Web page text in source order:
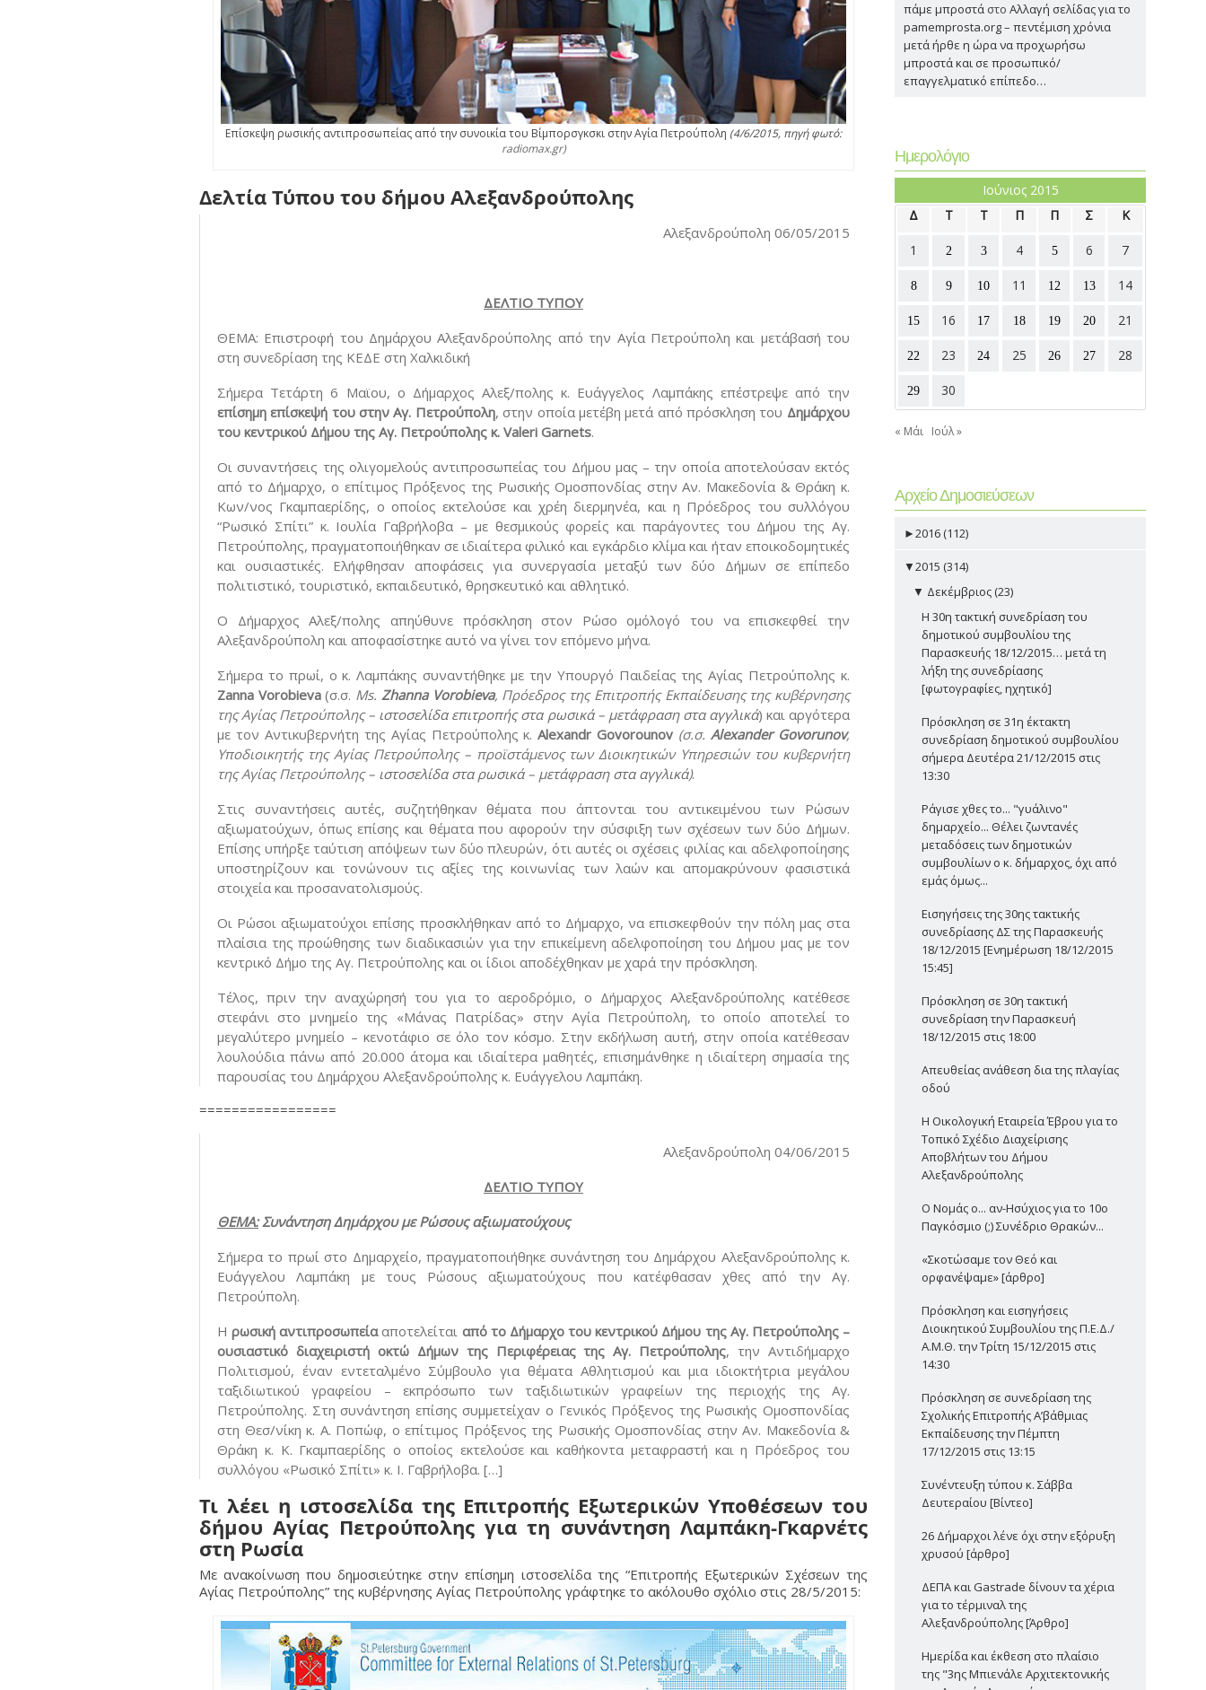
Επίσκεψη ρωσικής αντιπροσωπείας από την συνοικία του Βίμπορσγκσκι στην Αγία Πετρούπολη (4/6/2015, πηγή φωτό:
radiomax.gr)
Δελτία Τύπου του δήμου Αλεξανδρούπολης
Αλεξανδρούπολη 06/05/2015
ΔΕΛΤΙΟ ΤΥΠΟΥ
ΘΕΜΑ: Επιστροφή του Δημάρχου Αλεξανδρούπολης από την Αγία Πετρούπολη και μετάβασή του
στη συνεδρίαση της ΚΕΔΕ στη Χαλκιδική
Σήμερα Τετάρτη 6 Μαϊου, ο Δήμαρχος Αλεξ/πολης κ. Ευάγγελος Λαμπάκης επέστρεψε από την
επίσημη επίσκεψή του στην Αγ. Πετρούπολη, στην οποία μετέβη μετά από πρόσκληση του Δημάρχου
του κεντρικού Δήμου της Αγ. Πετρούπολης κ. Valeri Garnets.
Οι συναντήσεις της ολιγομελούς αντιπροσωπείας του Δήμου μας – την οποία αποτελούσαν εκτός
από το Δήμαρχο, ο επίτιμος Πρόξενος της Ρωσικής Ομοσπονδίας στην Αν. Μακεδονία & Θράκη κ.
Κων/νος Γκαμπαερίδης, ο οποίος εκτελούσε και χρέη διερμηνέα, και η Πρόεδρος του συλλόγου
“Ρωσικό Σπίτι” κ. Ιουλία Γαβρήλοβα – με θεσμικούς φορείς και παράγοντες του Δήμου της Αγ.
Πετρούπολης, πραγματοποιήθηκαν σε ιδιαίτερα φιλικό και εγκάρδιο κλίμα και ήταν εποικοδομητικές
και ουσιαστικές. Ελήφθησαν αποφάσεις για συνεργασία μεταξύ των δύο Δήμων σε επίπεδο
πολιτιστικό, τουριστικό, εκπαιδευτικό, θρησκευτικό και αθλητικό.
Ο Δήμαρχος Αλεξ/πολης απηύθυνε πρόσκληση στον Ρώσο ομόλογό του να επισκεφθεί την
Αλεξανδρούπολη και αποφασίστηκε αυτό να γίνει τον επόμενο μήνα.
Σήμερα το πρωί, ο κ. Λαμπάκης συναντήθηκε με την Υπουργό Παιδείας της Αγίας Πετρούπολης κ.
Zanna Vorobieva(σ.σ. Ms. Zhanna Vorobieva, Πρόεδρος της Επιτροπής Εκπαίδευσης της κυβέρνησης
της Αγίας Πετρούπολης – ιστοσελίδα επιτροπής στα ρωσικά– μετάφραση στα αγγλικά) και αργότερα
με τον Αντικυβερνήτη της Αγίας Πετρούπολης κ.Alexandr Govorounov (σ.σ.Alexander Govorunov,
Υποδιοικητής της Αγίας Πετρούπολης – προϊστάμενος των Διοικητικών Υπηρεσιών του κυβερνήτη
της Αγίας Πετρούπολης – ιστοσελίδα στα ρωσικά– μετάφραση στα αγγλικά).
Στις συναντήσεις αυτές, συζητήθηκαν θέματα που άπτονται του αντικειμένου των Ρώσων
αξιωματούχων, όπως επίσης και θέματα που αφορούν την σύσφιξη των σχέσεων των δύο Δήμων.
Επίσης υπήρξε ταύτιση απόψεων των δύο πλευρών, ότι αυτές οι σχέσεις φιλίας και αδελφοποίησης
υποστηρίζουν και τονώνουν τις αξίες της κοινωνίας των λαών και απομακρύνουν φασιστικά
στοιχεία και προσανατολισμούς.
Οι Ρώσοι αξιωματούχοι επίσης προσκλήθηκαν από το Δήμαρχο, να επισκεφθούν την πόλη μας στα
πλαίσια της προώθησης των διαδικασιών για την επικείμενη αδελφοποίηση του Δήμου μας με τον
κεντρικό Δήμο της Αγ. Πετρούπολης και οι ίδιοι αποδέχθηκαν με χαρά την πρόσκληση.
Τέλος, πριν την αναχώρησή του για το αεροδρόμιο, ο Δήμαρχος Αλεξανδρούπολης κατέθεσε
στεφάνι στο μνημείο της «Μάνας Πατρίδας» στην Αγία Πετρούπολη, το οποίο αποτελεί το
μεγαλύτερο μνημείο – κενοτάφιο σε όλο τον κόσμο. Στην εκδήλωση αυτή, στην οποία κατέθεσαν
λουλούδια πάνω από 20.000 άτομα και ιδιαίτερα μαθητές, επισημάνθηκε η ιδιαίτερη σημασία της
παρουσίας του Δημάρχου Αλεξανδρούπολης κ. Ευάγγελου Λαμπάκη.
=================
Αλεξανδρούπολη 04/06/2015
ΔΕΛΤΙΟ ΤΥΠΟΥ
ΘΕΜΑ:Συνάντηση Δημάρχου με Ρώσους αξιωματούχους
Σήμερα το πρωί στο Δημαρχείο, πραγματοποιήθηκε συνάντηση του Δημάρχου Αλεξανδρούπολης κ.
Ευάγγελου Λαμπάκη με τους Ρώσους αξιωματούχους που κατέφθασαν χθες από την Αγ.
Πετρούπολη.
Ηρωσική αντιπροσωπείααποτελείται από το Δήμαρχο του κεντρικού Δήμου της Αγ. Πετρούπολης –
ουσιαστικό διαχειριστή οκτώ Δήμων της Περιφέρειας της Αγ. Πετρούπολης, την Αντιδήμαρχο
Πολιτισμού, έναν εντεταλμένο Σύμβουλο για θέματα Αθλητισμού και μια ιδιοκτήτρια μεγάλου
ταξιδιωτικού γραφείου – εκπρόσωπο των ταξιδιωτικών γραφείων της περιοχής της Αγ.
Πετρούπολης. Στη συνάντηση επίσης συμμετείχαν ο Γενικός Πρόξενος της Ρωσικής Ομοσπονδίας
στη Θεσ/νίκη κ. Α. Ποπώφ, ο επίτιμος Πρόξενος της Ρωσικής Ομοσπονδίας στην Αν. Μακεδονία &
Θράκη κ. Κ. Γκαμπαερίδης ο οποίος εκτελούσε και καθήκοντα μεταφραστή και η Πρόεδρος του
συλλόγου «Ρωσικό Σπίτι» κ. Ι. Γαβρήλοβα. […]
Τι λέει η ιστοσελίδα της Επιτροπής Εξωτερικών Υποθέσεων του
δήμου Αγίας Πετρούπολης για τη συνάντηση Λαμπάκη-Γκαρνέτς
στη Ρωσία
Με ανακοίνωση που δημοσιεύτηκε στην επίσημη ιστοσελίδα της “Επιτροπής Εξωτερικών Σχέσεων της
Αγίας Πετρούπολης” της κυβέρνησης Αγίας Πετρούπολης γράφτηκε το ακόλουθο σχόλιο στις 28/5/2015:
πάμε μπροστά στο Αλλαγή σελίδας για το
pamemprosta.org – πεντέμιση χρόνια
μετά ήρθε η ώρα να προχωρήσω
μπροστά και σε προσωπικό/
επαγγελματικό επίπεδο…
Ημερολόγιο
Ιούνιος 2015
Δ
Τ Τ Π Π Σ Κ
1 2 3 4 5 6 7
8 9 10 11 12 13 14
15 16 17 18 19 20 21
22 23 24 25 26 27 28
29 30
« Μάι Ιούλ »
Αρχείο Δημοσιεύσεων
►2016 (112)
▼2015 (314)
▼ Δεκέμβριος (23)
Η 30η τακτική συνεδρίαση του
δημοτικού συμβουλίου της
Παρασκευής 18/12/2015… μετά τη
λήξη της συνεδρίασης
[φωτογραφίες, ηχητικό]
Πρόσκληση σε 31η έκτακτη
συνεδρίαση δημοτικού συμβουλίου
σήμερα Δευτέρα 21/12/2015 στις
13:30
Ράγισε χθες το... "γυάλινο"
δημαρχείο... Θέλει ζωντανές
μεταδόσεις των δημοτικών
συμβουλίων ο κ. δήμαρχος, όχι από
εμάς όμως...
Εισηγήσεις της 30ης τακτικής
συνεδρίασης ΔΣ της Παρασκευής
18/12/2015 [Ενημέρωση 18/12/2015
15:45]
Πρόσκληση σε 30η τακτική
συνεδρίαση την Παρασκευή
18/12/2015 στις 18:00
Απευθείας ανάθεση δια της πλαγίας
οδού
Η Οικολογική Εταιρεία Έβρου για το
Τοπικό Σχέδιο Διαχείρισης
Αποβλήτων του Δήμου
Αλεξανδρούπολης
Ο Νομάς ο... αν-Ησύχιος για το 10ο
Παγκόσμιο (;) Συνέδριο Θρακών...
«Σκοτώσαμε τον Θεό και
ορφανέψαμε» [άρθρο]
Πρόσκληση και εισηγήσεις
Διοικητικού Συμβουλίου της Π.Ε.Δ./
Α.Μ.Θ. την Τρίτη 15/12/2015 στις
14:30
Πρόσκληση σε συνεδρίαση της
Σχολικής Επιτροπής Α’βάθμιας
Εκπαίδευσης την Πέμπτη
17/12/2015 στις 13:15
Συνέντευξη τύπου κ. Σάββα
Δευτεραίου [Βίντεο]
26 Δήμαρχοι λένε όχι στην εξόρυξη
χρυσού [άρθρο]
ΔΕΠΑ και Gastrade δίνουν τα χέρια
για το τέρμιναλ της
Αλεξανδρούπολης [Άρθρο]
Ημερίδα και έκθεση στο πλαίσιο
της "3ης Μπιενάλε Αρχιτεκτονικής